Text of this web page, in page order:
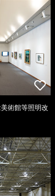
術館等照明改